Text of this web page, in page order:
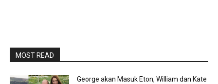
MOST READ
George akan Masuk Eton, William dan Kate